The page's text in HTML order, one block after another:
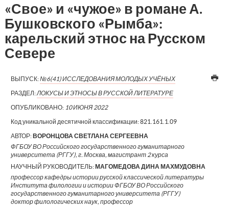
«Свое» и «чужое» в романе А.
Бушковского «Рымба»:
карельский этнос на Русском
Севере
ВЫПУСК:№6(41) ИССЛЕДОВАНИЯ МОЛОДЫХ УЧЁНЫХ
РАЗДЕЛ:ЛОКУСЫ И ЭТНОСЫ В РУССКОЙ ЛИТЕРАТУРЕ
ОПУБЛИКОВАНО: 10 ИЮНЯ 2022
Код уникальной десятичной классификации:821.161.1.09
АВТОР:ВОРОНЦОВА СВЕТЛАНА СЕРГЕЕВНА
ФГБОУ ВО Российского государственного гуманитарного
университета (РГГУ), г. Москва, магистрант 2 курса
НАУЧНЫЙ РУКОВОДИТЕЛЬ:МАГОМЕДОВА ДИНА МАХМУДОВНА
профессор кафедры истории русской классической литературы
Института филологии и истории ФГБОУ ВО Российского
государственного гуманитарного университета (РГГУ)
доктор филологических наук, профессор